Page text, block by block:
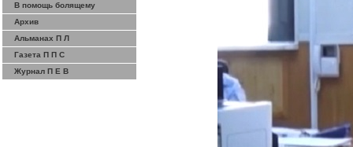
В помощь болящему
Архив
Альманах П Л
Газета П П С
Журнал П Е В